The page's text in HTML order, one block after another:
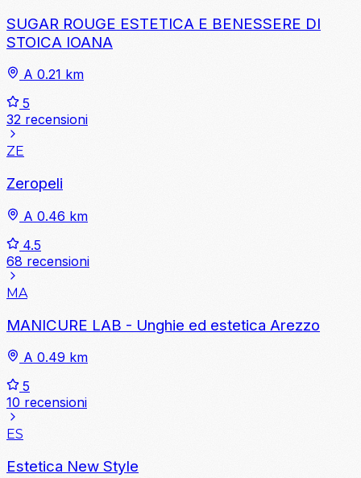
SUGAR ROUGE ESTETICA E BENESSERE DI
STOICA IOANA
A 0.21 km
5
32 recensioni
ZE
Zeropeli
A 0.46 km
4.5
68 recensioni
MA
MANICURE LAB - Unghie ed estetica Arezzo
A 0.49 km
5
10 recensioni
ES
Estetica New Style